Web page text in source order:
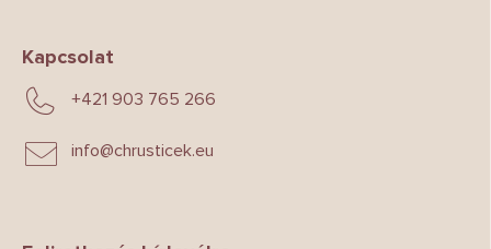
Kapcsolat
info@chrusticek.eu
+421 903 765 266